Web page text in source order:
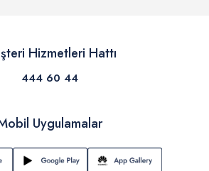
Hizmetleri Hattı
444 60 44
Uygulamalar